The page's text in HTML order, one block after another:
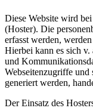
Diese Website wird
(Hoster). Die
erfasst werden,
Hierbei kann es sich
und
Webseitenzugriffe und
generiert werden,
Der Einsatz des